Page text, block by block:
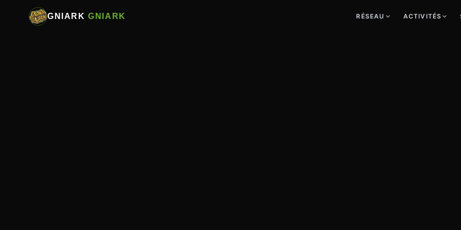
GNIARKGNIARK RÉSEAU ACTIVITÉS